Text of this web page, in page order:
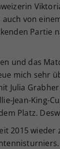
von
Partie
und das
mich sehr
Julia
Jean-King-
Platz.
2015